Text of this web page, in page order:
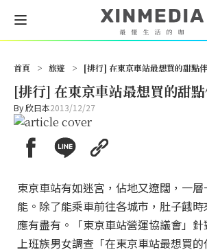
首頁 > 旅遊 > [排行] 在東京車站最想買的甜點
[排行] 在東京車站最想買的甜
By欣日本2013/12/27
東京車站有如迷宮，佔地又遼闊，一
能。除了能乘車前往各城市，肚子餓
應有盡有。「東京車站營運協議會」
上班族男女調查「在東京車站最想買